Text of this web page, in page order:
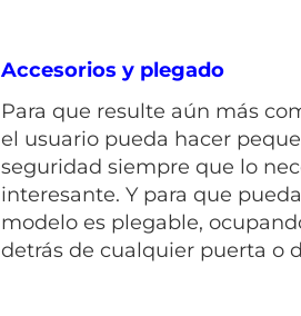
Accesorios y plegado
Para que resulte aún más
el usuario pueda hacer
seguridad siempre que lo
interesante. Y para que
modelo es plegable,
detrás de cualquier puerta o